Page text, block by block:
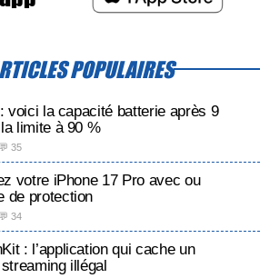
POPULAIRES
voici la capacité batterie après 9
limite à 90 %
💬 35
votre iPhone 17 Pro avec ou
de protection
💬 34
: l’application qui cache un
illégal